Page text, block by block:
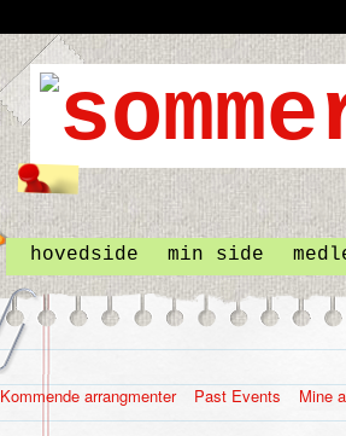
hovedside min side
Kommende arrangmenter Past Events Mine